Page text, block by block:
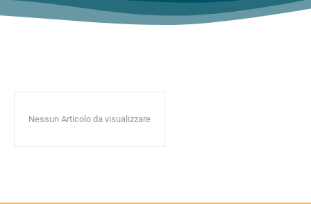
Nessun Articolo da visualizzare